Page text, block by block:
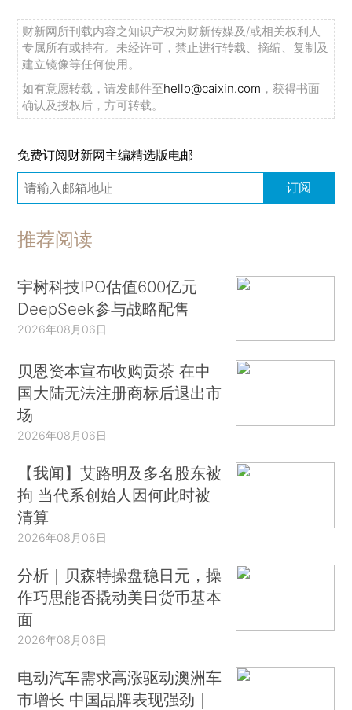
财新网所刊载内容之知识产权为财新传媒及/或相关权利人
专属所有或持有。未经许可，禁止进行转载、摘编、复制及
建立镜像等任何使用。
如有意愿转载，请发邮件至hello@caixin.com ，获得书面
确认及授权后，方可转载。
免费订阅财新网主编精选版电邮
订阅
推荐阅读
宇树科技IPO估值600亿元
DeepSeek参与战略配售
2026年08月06日
贝恩资本宣布收购贡茶 在中
国大陆无法注册商标后退出市
场
2026年08月06日
【我闻】艾路明及多名股东被
拘 当代系创始人因何此时被
清算
2026年08月06日
分析｜贝森特操盘稳日元，操
作巧思能否撬动美日货币基本
面
2026年08月06日
电动汽车需求高涨驱动澳洲车
市增长 中国品牌表现强劲｜